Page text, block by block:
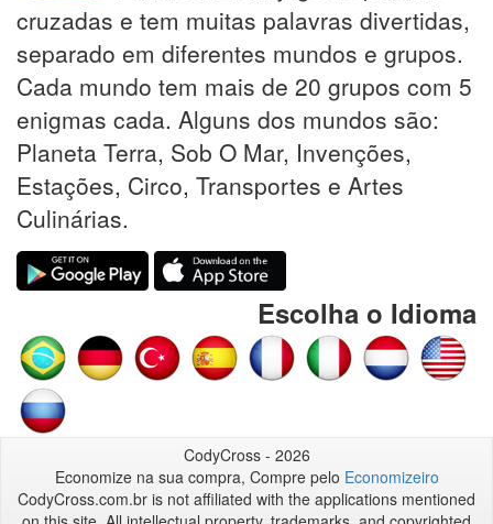
cruzadas e tem muitas palavras divertidas,
separado em diferentes mundos e grupos.
Cada mundo tem mais de 20 grupos com 5
enigmas cada. Alguns dos mundos são:
Planeta Terra, Sob O Mar, Invenções,
Estações, Circo, Transportes e Artes
Culinárias.
Escolha o Idioma
CodyCross - 2026
Economize na sua compra, Compre pelo Economizeiro
CodyCross.com.br is not affiliated with the applications mentioned